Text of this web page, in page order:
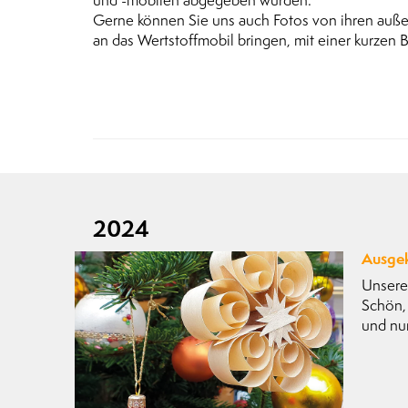
Gerne können Sie uns auch Fotos von ihren
an das Wertstoffmobil bringen, mit einer kurzen
2024
und